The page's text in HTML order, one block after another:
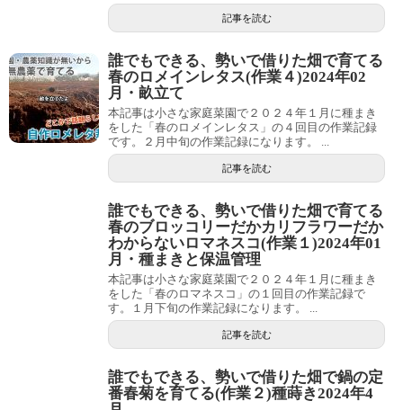
記事を読む
誰でもできる、勢いで借りた畑で育てる
春のロメインレタス(作業４)2024年02
月・畝立て
本記事は小さな家庭菜園で２０２４年１月に種まき
をした「春のロメインレタス」の４回目の作業記録
です。２月中旬の作業記録になります。 ...
記事を読む
誰でもできる、勢いで借りた畑で育てる
春のブロッコリーだかカリフラワーだか
わからないロマネスコ(作業１)2024年01
月・種まきと保温管理
本記事は小さな家庭菜園で２０２４年１月に種まき
をした「春のロマネスコ」の１回目の作業記録で
す。１月下旬の作業記録になります。 ...
記事を読む
誰でもできる、勢いで借りた畑で鍋の定
番春菊を育てる(作業２)種蒔き2024年4